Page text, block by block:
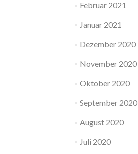
Februar 2021
Januar 2021
Dezember 2020
November 2020
Oktober 2020
September 2020
August 2020
Juli 2020